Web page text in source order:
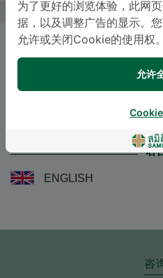
RAVIN
Specialties:
语
ENGLISH
咨
为了更好的浏览体验，此网
据，以及调整广告的显示。
允许或关闭Cookie的使用权。
允许